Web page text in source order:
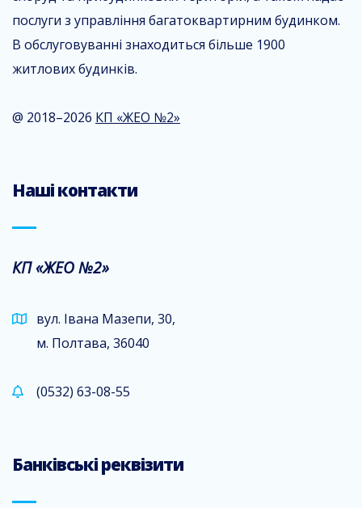
послуги з управління багатоквартирним будинком.
В обслуговуванні знаходиться більше 1900
житлових будинків.
@ 2018–2026 КП «ЖЕО №2»
Наші контакти
КП «ЖЕО №2»
вул. Івана Мазепи, 30,
м. Полтава, 36040
(0532) 63-08-55
Банківські реквізити